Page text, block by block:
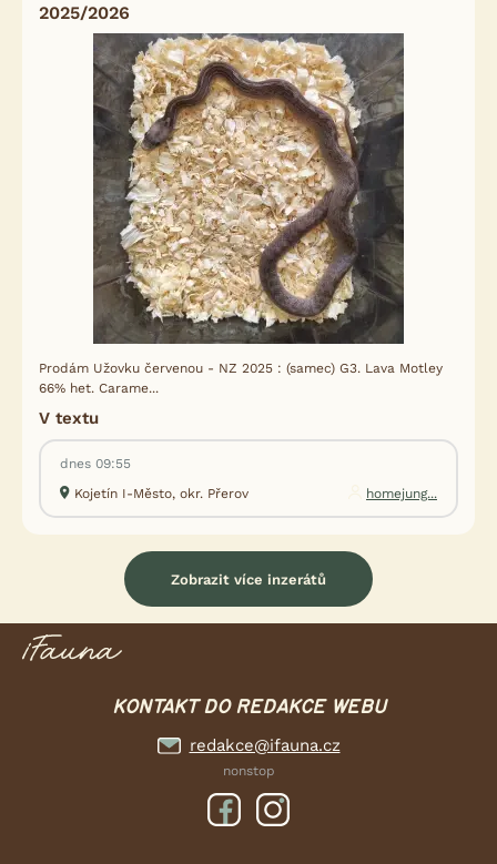
2025/2026
Prodám Užovku červenou - NZ 2025 : (samec) G3. Lava Motley
66% het. Carame...
V textu
dnes 09:55
Kojetín I-Město, okr. Přerov
homejung...
Zobrazit více inzerátů
KONTAKT DO REDAKCE WEBU
redakce@ifauna.cz
nonstop